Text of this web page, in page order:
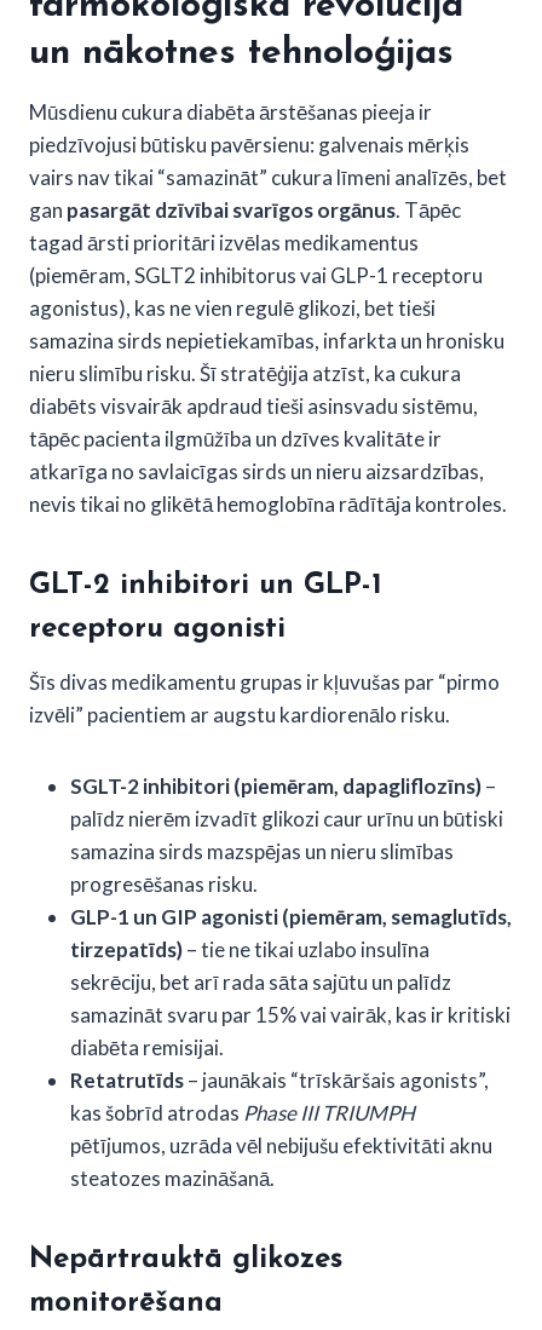
un nākotnes tehnoloģijas
Mūsdienu cukura diabēta ārstēšanas pieeja ir
piedzīvojusi būtisku pavērsienu: galvenais mērķis
vairs nav tikai “samazināt” cukura līmeni analīzēs, bet
gan pasargāt dzīvībai svarīgos orgānus. Tāpēc
tagad ārsti prioritāri izvēlas medikamentus
(piemēram, SGLT2 inhibitorus vai GLP-1 receptoru
agonistus), kas ne vien regulē glikozi, bet tieši
samazina sirds nepietiekamības, infarkta un hronisku
nieru slimību risku. Šī stratēģija atzīst, ka cukura
diabēts visvairāk apdraud tieši asinsvadu sistēmu,
tāpēc pacienta ilgmūžība un dzīves kvalitāte ir
atkarīga no savlaicīgas sirds un nieru aizsardzības,
nevis tikai no glikētā hemoglobīna rādītāja kontroles.
GLT-2 inhibitori un GLP-1
receptoru agonisti
Šīs divas medikamentu grupas ir kļuvušas par “pirmo
izvēli” pacientiem ar augstu kardiorenālo risku.
SGLT-2 inhibitori (piemēram, dapagliflozīns)–
palīdz nierēm izvadīt glikozi caur urīnu un būtiski
samazina sirds mazspējas un nieru slimības
progresēšanas risku.
GLP-1 un GIP agonisti (piemēram, semaglutīds,
tirzepatīds)– tie ne tikai uzlabo insulīna
sekrēciju, bet arī rada sāta sajūtu un palīdz
samazināt svaru par 15% vai vairāk, kas ir kritiski
diabēta remisijai.
Retatrutīds– jaunākais “trīskāršais agonists”,
kas šobrīd atrodas Phase III TRIUMPH
pētījumos, uzrāda vēl nebijušu efektivitāti aknu
steatozes mazināšanā.
Nepārtrauktā glikozes
monitorēšana